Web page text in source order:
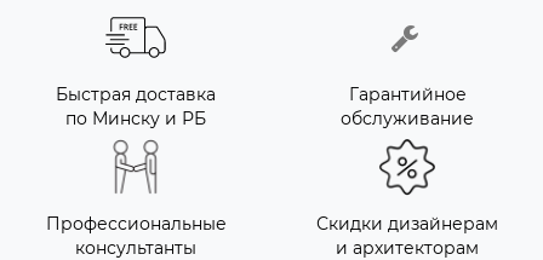
Быстрая доставка
по Минску и РБ
Гарантийное
обслуживание
Профессиональные
консультанты
Скидки дизайнерам
и архитекторам